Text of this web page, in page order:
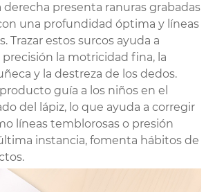
derecha presenta ranuras grabadas
una profundidad óptima y líneas
Trazar estos surcos ayuda a
la motricidad fina, la
y la destreza de los dedos.
guía a los niños en el
del lápiz, lo que ayuda a corregir
líneas temblorosas o presión
instancia, fomenta hábitos de